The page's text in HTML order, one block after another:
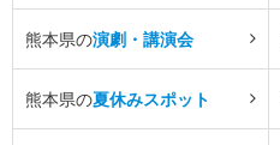
熊本県の演劇・講演会
熊本県の夏休みスポット